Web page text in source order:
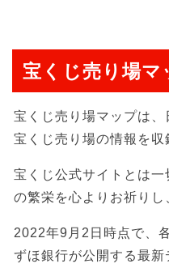
宝くじ売り場マ
宝くじ売り場マップは
宝くじ売り場の情報を収
宝くじ公式サイトとは
の繁栄を心よりお祈りし
2022年9月2日時点で、
ずほ銀行が公開する最新